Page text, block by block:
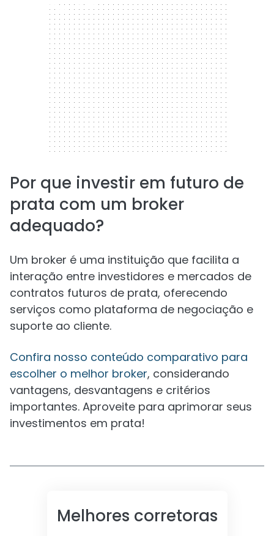
300 x 250
Por que investir em futuro de
prata com um broker
adequado?
Um broker é uma instituição que facilita a
interação entre investidores e mercados de
contratos futuros de prata, oferecendo
serviços como plataforma de negociação e
suporte ao cliente.
Confira nosso conteúdo comparativo para
escolher o melhor broker, considerando
vantagens, desvantagens e critérios
importantes. Aproveite para aprimorar seus
investimentos em prata!
Melhores corretoras